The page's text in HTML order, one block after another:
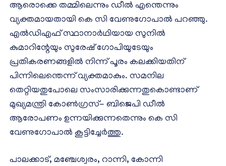
ആരൊക്കെ തമ്മിലെന്നും ഡീല്‍ എന്തെന്നും
വ്യക്തമായതായി കെ സി വേണുഗോപാല്‍ പറഞ്ഞു.
എല്‍ഡിഎഫ് സ്ഥാനാര്‍ഥിയായ സുനില്‍
കുമാറിന്റേയും സുരേഷ് ഗോപിയുടേയും
പ്രതികരണങ്ങളില്‍ നിന്ന് പൂരം കലക്കിയതിന്
പിന്നിലെന്തെന്ന് വ്യക്തമാകും. സമനില
തെറ്റിയതുപോലെ സംസാരിക്കുന്നതുകൊണ്ടാണ്
മുഖ്യമന്ത്രി കോണ്‍ഗ്രസ്- ബിജെപി ഡീല്‍
ആരോപണം ഉന്നയിക്കുന്നതെന്നും കെ സി
വേണുഗോപാല്‍ കൂട്ടിച്ചേര്‍ത്തു.
പാലക്കാട്, മഞ്ചേശ്വരം, റാന്നി, കോന്നി